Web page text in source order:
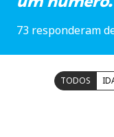
73 responderam
TODOS